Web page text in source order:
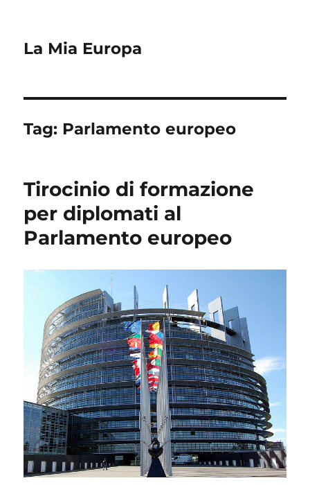
La Mia Europa
Tag: Parlamento europeo
Tirocinio di formazione
per diplomati al
Parlamento europeo